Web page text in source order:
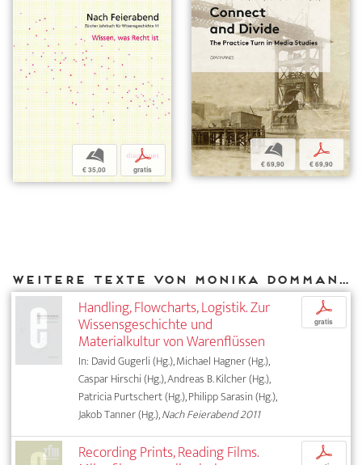
b
€ 35,00
p
gratis
b
€ 69,90
p
€ 69,90
Weitere Texte von Monika Dommann bei DIAPHANES
Handling, Flowcharts, Logistik. Zur
Wissensgeschichte und
Materialkultur von Warenflüssen
In: David Gugerli (Hg.), Michael Hagner (Hg.),
Caspar Hirschi (Hg.), Andreas B. Kilcher (Hg.),
Patricia Purtschert (Hg.), Philipp Sarasin (Hg.),
Jakob Tanner (Hg.),Nach Feierabend 2011
p
gratis
Recording Prints, Reading Films. p